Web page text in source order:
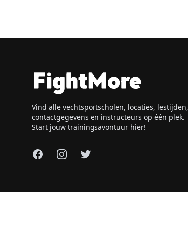
Vind alle vechtsportscholen, locaties, lestijden,
contactgegevens en instructeurs op één plek.
Start jouw trainingsavontuur hier!
FacebookInstagram
X